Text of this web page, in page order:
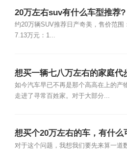
20万左右suv有什么车型推荐?
约20万辆SUV推荐日产奇美，售价范围
7.13万元：1...
想买一辆七八万左右的家庭代
省油省心，有什么推荐？
如今汽车早已不再是那个高高在上的产
走进了寻常百姓家。对于大部分...
想买个20万左右的车，有什么
荐的吗？
对于这个问题，我想我们要先来算一道